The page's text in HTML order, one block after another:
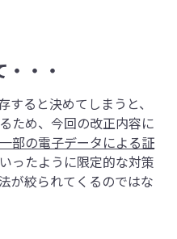
・・
すると決めてしまうと、
ため、今回の改正内容に
部の電子データによる証
ったように限定的な対策
が絞られてくるのではな